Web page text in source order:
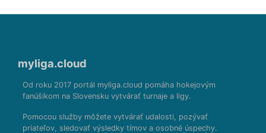
myliga.cloud
Od roku 2017 portál myliga.cloud pomáha hokejovým
fanúšikom na Slovensku vytvárať turnaje a ligy.
Pomocou služby môžete vytvárať udalosti, pozývať
priateľov, sledovať výsledky tímov a osobné úspechy.